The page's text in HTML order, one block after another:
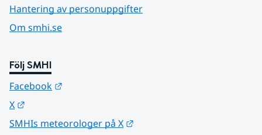
Hantering av personuppgifter
Om smhi.se
Följ SMHI
Facebook
X
SMHIs meteorologer på X